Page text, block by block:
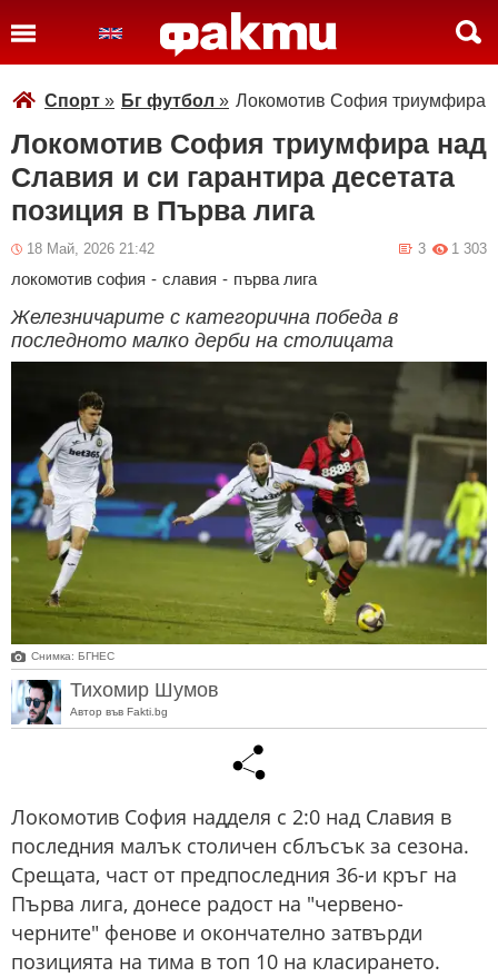
Спорт » Бг футбол » Локомотив София триумфира
Локомотив София триумфира над
Славия и си гарантира десетата
позиция в Първа лига
18 Май, 2026 21:42 1 303
3
локомотив софия - славия - първа лига
Железничарите с категорична победа в
последното малко дерби на столицата
Снимка: БГНЕС
Тихомир Шумов
Автор във Fakti.bg
Локомотив София надделя с 2:0 над Славия в
последния малък столичен сблъсък за сезона.
Срещата, част от предпоследния 36-и кръг на
Първа лига, донесе радост на "червено-
черните" фенове и окончателно затвърди
позицията на тима в топ 10 на класирането.